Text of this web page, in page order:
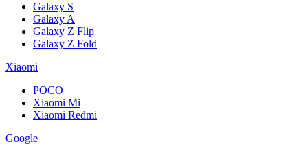
Galaxy S
Galaxy A
Galaxy Z Flip
Galaxy Z Fold
Xiaomi
POCO
Xiaomi Mi
Xiaomi Redmi
Google